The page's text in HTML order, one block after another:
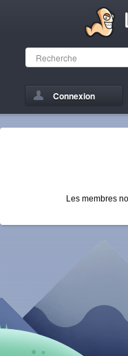
Connexion
Les membres